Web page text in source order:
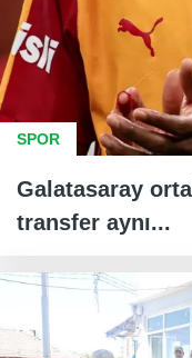
SPOR
Galatasaray
transfer aynı...